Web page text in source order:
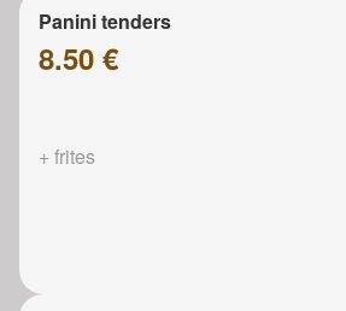
Panini tenders
8.50 €
+ frites